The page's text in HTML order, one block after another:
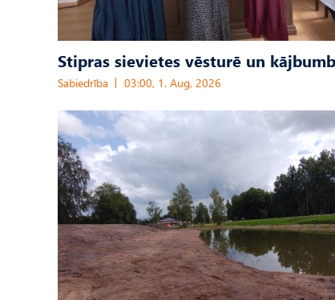
Stipras sievietes vēsturē un
Sabiedrība 03:00, 1. Aug, 2026